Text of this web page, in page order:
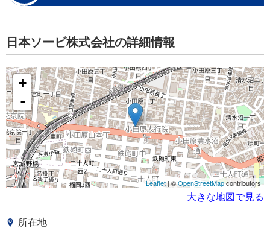
日本ソービ株式会社の詳細情報
+
-
Leaflet | ©OpenStreetMapcontributors
大きな地図で見る
所在地